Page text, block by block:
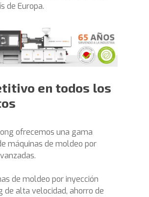
de Europa.
en todos los
ofrecemos una gama
máquinas de moldeo por
de moldeo por inyección
de alta velocidad, ahorro de